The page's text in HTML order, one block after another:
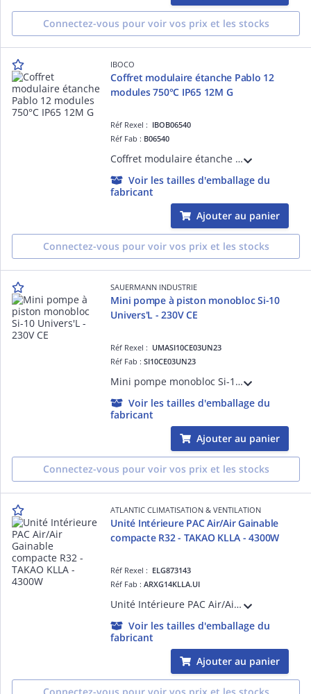
Connectez-vous pour voir vos prix et les stocks
IBOCO
Coffret modulaire étanche Pablo 12
modules 750°C IP65 12M G
Réf Rexel : IBOB06540
Réf Fab : B06540
Coffret modulaire étanche Pablo 12 modules 750°C IP65 12M G Gris RAL7035 263x314x143 1 rangée
Voir les tailles d'emballage du
fabricant
Ajouter au panier
Connectez-vous pour voir vos prix et les stocks
SAUERMANN INDUSTRIE
Mini pompe à piston monobloc Si-10
Univers'L - 230V CE
Réf Rexel : UMASI10CE03UN23
Réf Fab :SI10CE03UN23
Mini pompe monobloc Si-10 Univers'L - Kit complet pompes et accessoires de montage - Débit max 20l/h - Tube d'évacuation pré-installé, avec dispositif anti-siphon - Intégration parfaite dans les DELTA PACK et tout système en coude
Voir les tailles d'emballage du
fabricant
Ajouter au panier
Connectez-vous pour voir vos prix et les stocks
ATLANTIC CLIMATISATION & VENTILATION
Unité Intérieure PAC Air/Air Gainable
compacte R32 - TAKAO KLLA - 4300W
Réf Rexel : ELG873143
Réf Fab :ARXG14KLLA.UI
Unité Intérieure PAC Air/Air Gainable compacte R32 - TAKAO KLLA - 4300W - Dc inverter - Confort acoustique - Pompe de relevage - Pression statique réglable - Télécommande filaire - Compatible multi-splits
Voir les tailles d'emballage du
fabricant
Ajouter au panier